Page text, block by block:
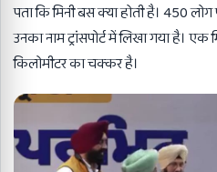
पता कि मिनी बस क्या होती है। 450
उनका नाम ट्रांसपोर्ट में लिखा गया है।
किलोमीटर का चक्कर है।